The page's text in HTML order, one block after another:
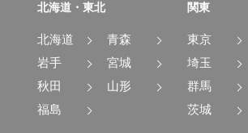
北海道・東北
北海道
青森
岩手
宮城
秋田
山形
福島
関東
東京
埼玉
群馬
茨城